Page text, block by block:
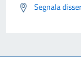
Segnala